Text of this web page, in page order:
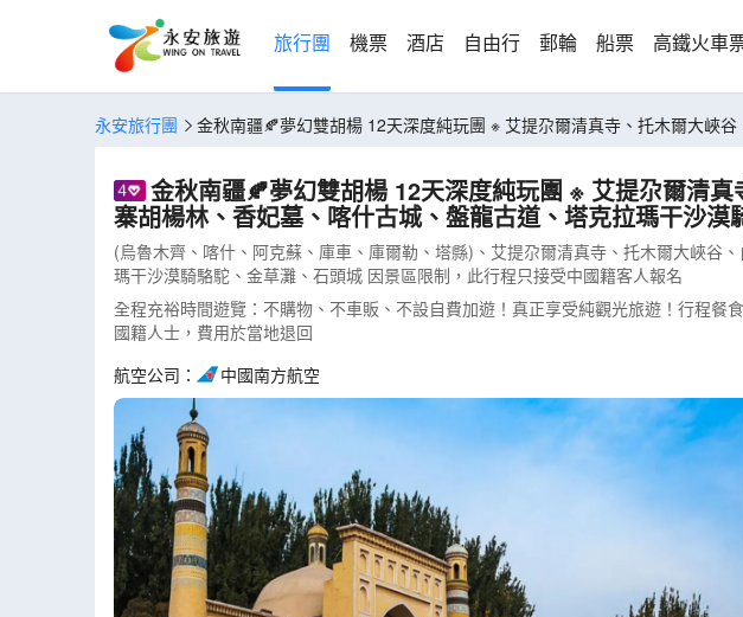
旅行團 機票 酒店 自由行 郵輪 船票 高鐵火車
永安旅行團
金秋南疆🍂夢幻雙胡楊 12天深度純玩團 ※ 艾提尕爾清真寺、托木爾大峽
金秋南疆🍂夢幻雙胡楊 12天深度純玩團 ※ 艾提尕爾清
寨胡楊林、香妃墓、喀什古城、盤龍古道、塔克拉瑪干沙
(烏魯木齊、喀什、阿克蘇、庫車、庫爾勒、塔縣)、艾提尕爾清真寺、托木爾大峽谷
瑪干沙漠騎駱駝、金草灘、石頭城 因景區限制，此行程只接受中國籍客人報名
全程充裕時間遊覽：不購物、不車販、不設自費加遊！真正享受純觀光旅遊！行程
國籍人士，費用於當地退回
航空公司：
中國南方航空